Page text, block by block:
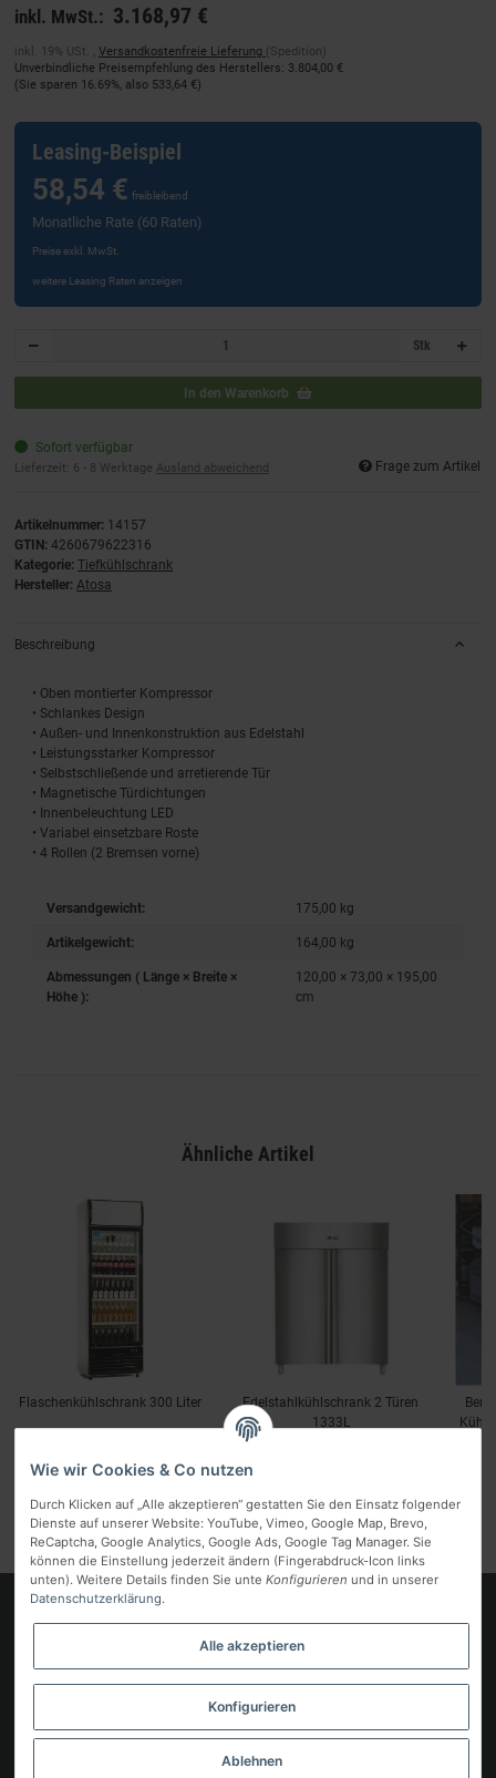
inkl. MwSt.: 3.168,97 €
inkl. 19% USt. , Versandkostenfreie Lieferung (Spedition)
Unverbindliche Preisempfehlung des Herstellers: 3.804,00 €
(Sie sparen 16.69%, also 533,64 €)
Leasing-Beispiel
58,54 € freibleibend
Monatliche Rate (60 Raten)
Preise exkl. MwSt.
weitere Leasing Raten anzeigen
Stk
In den Warenkorb
Sofort verfügbar
Lieferzeit: 6 - 8 Werktage Ausland abweichend Frage zum Artikel
Artikelnummer: 14157
GTIN: 4260679622316
Kategorie: Tiefkühlschrank
Hersteller: Atosa
Beschreibung
• Oben montierter Kompressor
• Schlankes Design
• Außen- und Innenkonstruktion aus Edelstahl
• Leistungsstarker Kompressor
• Selbstschließende und arretierende Tür
• Magnetische Türdichtungen
• Innenbeleuchtung LED
• Variabel einsetzbare Roste
• 4 Rollen (2 Bremsen vorne)
Versandgewicht: 175,00 kg
Artikelgewicht: 164,00 kg
Abmessungen ( Länge × Breite ×
Höhe ):
120,00 × 73,00 × 195,00
cm
Ähnliche Artikel
Flaschenkühlschrank 300 Liter
Edelstahlkühlschrank 2 Türen
1333L
Gesetzliche Informationen
Vertrag widerrufen
Wie wir Cookies & Co nutzen
Durch Klicken auf „Alle akzeptieren“ gestatten Sie den Einsatz folgender
Dienste auf unserer Website: YouTube, Vimeo, Google Map, Brevo,
ReCaptcha, Google Analytics, Google Ads, Google Tag Manager. Sie
können die Einstellung jederzeit ändern (Fingerabdruck-Icon links
unten). Weitere Details finden Sie unte Konfigurieren und in unserer
Datenschutzerklärung.
Alle akzeptieren
Konfigurieren
Ablehnen